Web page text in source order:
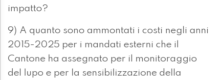
impatto?
9) A quanto sono ammontati i costi negli anni
2015-2025 per i mandati esterni che il
Cantone ha assegnato per il monitoraggio
del lupo e per la sensibilizzazione della